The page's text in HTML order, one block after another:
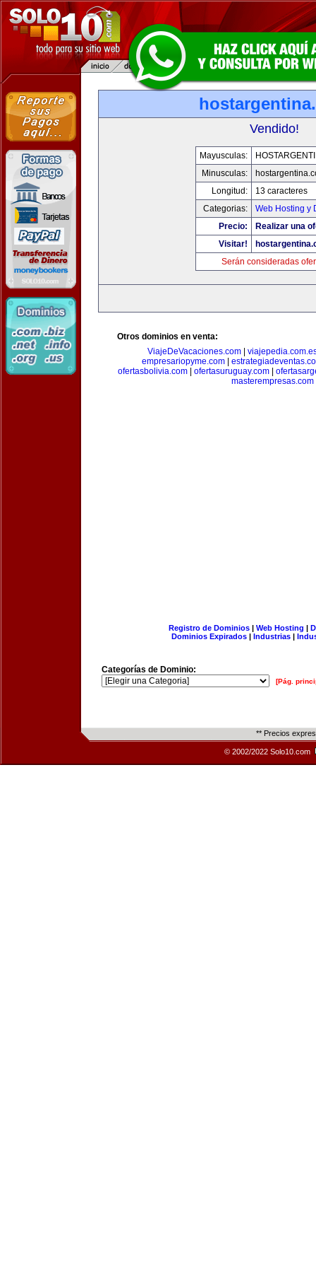
Vendido!
Mayusculas:
Minusculas:
Longitud:
13 caracteres
Categorias:
Web Hosting y
Precio:
Realizar una
Visitar!
Serán consideradas
Otros dominios en venta:
ViajeDeVacaciones.com
empresariopyme.com
ofertasbolivia.com| ofertasuruguay.com|
masterempresas.com
Registro de Dominios| Web Hosting |
Dominios Expirados | Industrias |
Categorías de Dominio:
[Pág.
** Precios
© 2002/2022 Solo10.com